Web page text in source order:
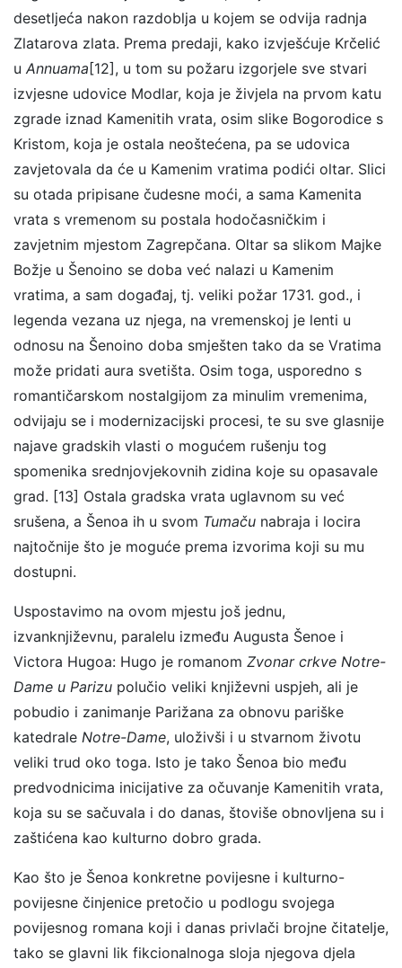
desetljeća nakon razdoblja u kojem se odvija radnja
Zlatarova zlata. Prema predaji, kako izvješćuje Krčelić
u Annuama [12], u tom su požaru izgorjele sve stvari
izvjesne udovice Modlar, koja je živjela na prvom katu
zgrade iznad Kamenitih vrata, osim slike Bogorodice s
Kristom, koja je ostala neoštećena, pa se udovica
zavjetovala da će u Kamenim vratima podići oltar. Slici
su otada pripisane čudesne moći, a sama Kamenita
vrata s vremenom su postala hodočasničkim i
zavjetnim mjestom Zagrepčana. Oltar sa slikom Majke
Božje u Šenoino se doba već nalazi u Kamenim
vratima, a sam događaj, tj. veliki požar 1731. god., i
legenda vezana uz njega, na vremenskoj je lenti u
odnosu na Šenoino doba smješten tako da se Vratima
može pridati aura svetišta. Osim toga, usporedno s
romantičarskom nostalgijom za minulim vremenima,
odvijaju se i modernizacijski procesi, te su sve glasnije
najave gradskih vlasti o mogućem rušenju tog
spomenika srednjovjekovnih zidina koje su opasavale
grad. [13] Ostala gradska vrata uglavnom su već
srušena, a Šenoa ih u svom Tumaču nabraja i locira
najtočnije što je moguće prema izvorima koji su mu
dostupni.
Uspostavimo na ovom mjestu još jednu,
izvanknjiževnu, paralelu između Augusta Šenoe i
Victora Hugoa: Hugo je romanom Zvonar crkve Notre-
Dame u Parizu polučio veliki književni uspjeh, ali je
pobudio i zanimanje Parižana za obnovu pariške
katedrale Notre-Dame, uloživši i u stvarnom životu
veliki trud oko toga. Isto je tako Šenoa bio među
predvodnicima inicijative za očuvanje Kamenitih vrata,
koja su se sačuvala i do danas, štoviše obnovljena su i
zaštićena kao kulturno dobro grada.
Kao što je Šenoa konkretne povijesne i kulturno-
povijesne činjenice pretočio u podlogu svojega
povijesnog romana koji i danas privlači brojne čitatelje,
tako se glavni lik fikcionalnoga sloja njegova djela